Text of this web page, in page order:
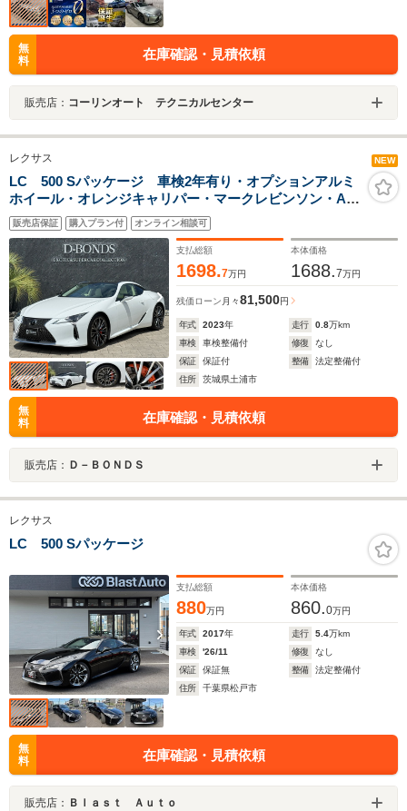
無
料
在庫確認・見積依頼
販売店： コーリンオート テクニカルセンター
レクサス NEW
LC 500 Sパッケージ 車検2年有り・オプションアルミ
ホイール・オレンジキャリパー・マークレビンソン・AT
オイルクーラー・ヘッドアップディスプレイ・ブルー&ホ
ワイトインテリア・保証令和10年11月まで有り・ワンオ
ーナー・禁煙車
販売店保証 購入プラン付 オンライン相談可
支払総額
1698.7万円
本体価格
1688.7万円
残価ローン 月々81,500円
年式 2023年 走行 0.8万km
車検
車検整備付 修復
なし
保証
保証付 整備
法定整備付
住所
茨城県土浦市
無
料
在庫確認・見積依頼
販売店： Ｄ－ＢＯＮＤＳ
レクサス
LC 500 Sパッケージ
支払総額
880万円
本体価格
860.0万円
年式 2017年 走行 5.4万km
車検
'26/11 修復
なし
保証
保証無 整備
法定整備付
住所
千葉県松戸市
無
料
在庫確認・見積依頼
販売店： Ｂｌａｓｔ Ａｕｔｏ